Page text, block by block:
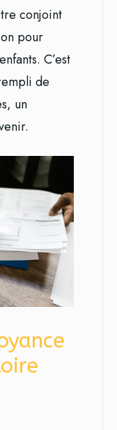
conjoint
pour
C’est
de
un